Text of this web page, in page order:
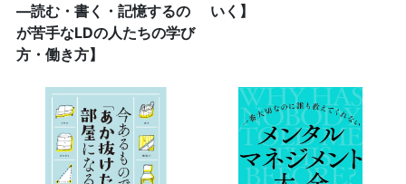
―読む・書く・記憶するの
が苦手なLDの人たちの学び
方・働き方】
いく】